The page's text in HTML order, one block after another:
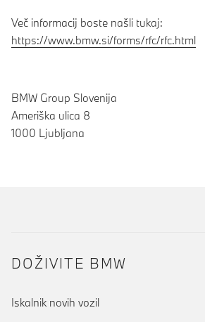
Več informacij boste našli tukaj:
https://www.bmw.si/forms/rfc/rfc.html
BMW Group Slovenija
Ameriška ulica 8
1000 Ljubljana
DOŽIVITE BMW
Iskalnik novih vozil